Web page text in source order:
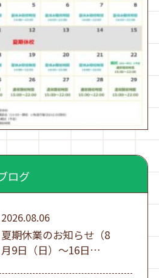
ログ
2026.08.06
夏期休業のお知らせ（8
月9日（日）～16日